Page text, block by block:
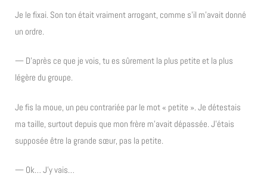
Je le fixai. Son ton était vraiment arrogant, comme s’il m’avait donné
un ordre.
— D’après ce que je vois, tu es sûrement la plus petite et la plus
légère du groupe.
Je fis la moue, un peu contrariée par le mot « petite ». Je détestais
ma taille, surtout depuis que mon frère m’avait dépassée. J’étais
supposée être la grande sœur, pas la petite.
— Ok… J’y vais…